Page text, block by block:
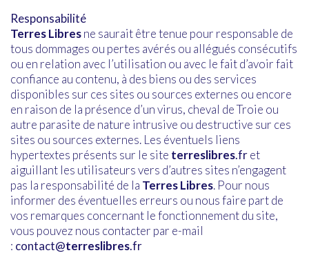
Responsabilité
Terres Libresne saurait être tenue pour responsable de
tous dommages ou pertes avérés ou allégués consécutifs
ou en relation avec l’utilisation ou avec le fait d’avoir fait
confiance au contenu, à des biens ou des services
disponibles sur ces sites ou sources externes ou encore
en raison de la présence d’un virus, cheval de Troie ou
autre parasite de nature intrusive ou destructive sur ces
sites ou sources externes. Les éventuels liens
hypertextes présents sur le site terreslibres.fret
aiguillant les utilisateurs vers d’autres sites n’engagent
pas la responsabilité de la Terres Libres. Pour nous
informer des éventuelles erreurs ou nous faire part de
vos remarques concernant le fonctionnement du site,
vous pouvez nous contacter par e-mail
: contact@terreslibres.fr